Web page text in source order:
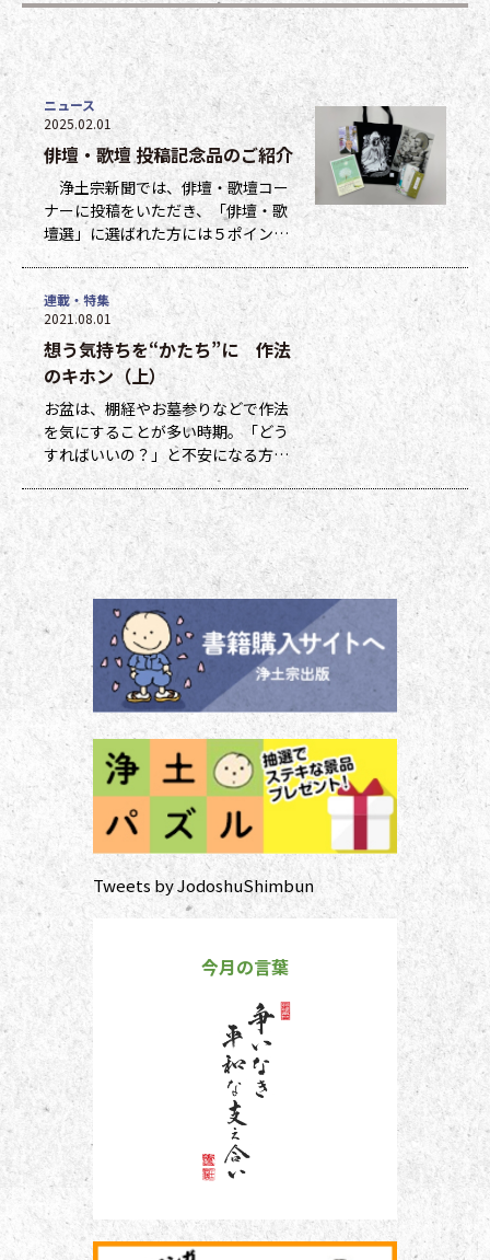
俳壇・歌壇 投稿記念品のご紹介
浄土宗新聞では、俳壇・歌壇コー
ナーに投稿をいただき、「俳壇・歌
壇選」に選ばれた方には５ポイン
ト、他掲載になった方には１ポイン
トを贈呈しています。ポイントは貯
まった数に応じて、浄土宗新聞オリ
ジナルグッズなどの景品と交換でき
ます（交換・発送は下記一覧表通知
のタイミングになります）。 ポイ
ント保有者の方には、半年に一度、
ポイント数とともに記念品一覧表を
送付いたし
ニュース
2025.02.01
想う気持ちを“かたち”に 作法
のキホン（上）
お盆は、棚経やお墓参りなどで作法
を気にすることが多い時期。「どう
すればいいの？」と不安になる方も
多いのではないでしょうか。作法ば
かり気にしていては、ご先祖さまや
ご本尊さまとしっかりと向き合えま
せん。今号から２回にわたって紹介
する浄土宗の作法の基本をおさえ、
大切な方と向き合い、よりよい時間
を過ごしましょう。 袈裟のつけ方
お参りや法要の時に、ぜひ身に着け
ていた
連載・特集
2021.08.01
Tweets by JodoshuShimbun
今月の言葉